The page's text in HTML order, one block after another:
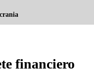
financiero